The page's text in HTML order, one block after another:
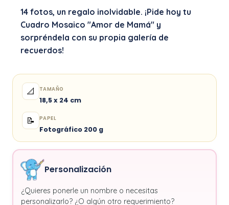
14 fotos, un regalo inolvidable. ¡Pide hoy tu
Cuadro Mosaico "Amor de Mamá" y
sorpréndela con su propia galería de
recuerdos!
📐 TAMAÑO
18,5 x 24 cm
📝 PAPEL
Fotográfico 200 g
Personalización
¿Quieres ponerle un nombre o necesitas
personalizarlo? ¿O algún otro requerimiento?